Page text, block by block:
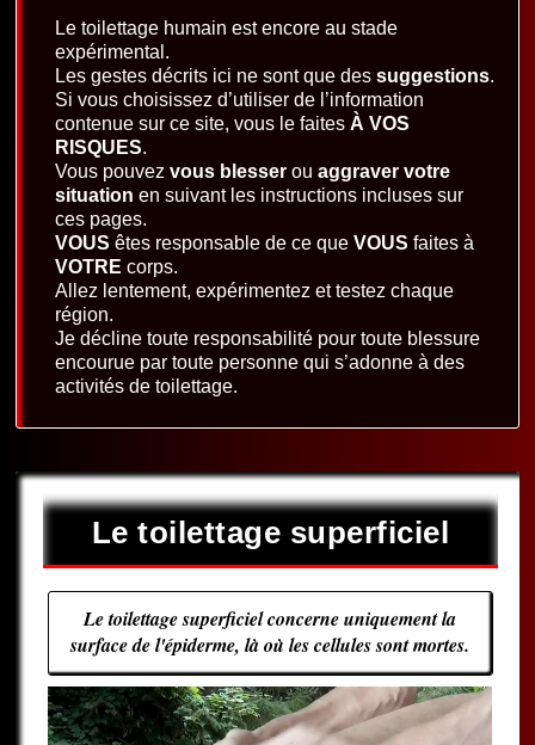
Le toilettage humain est encore au stade
expérimental.
Les gestes décrits ici ne sont que dessuggestions.
Si vous choisissez d’utiliser de l’information
contenue sur ce site, vous le faitesÀ VOS
RISQUES.
Vous pouvezvous blesser ouaggraver votre
situation en suivant les instructions incluses sur
ces pages.
VOUS êtes responsable de ce queVOUS faites à
VOTRE corps.
Allez lentement, expérimentez et testez chaque
région.
Je décline toute responsabilité pour toute blessure
encourue par toute personne qui s’adonne à des
activités de toilettage.
Le toilettage superficiel
Le toilettage superficiel concerne uniquement la
surface de l'épiderme, là où les cellules sont mortes.